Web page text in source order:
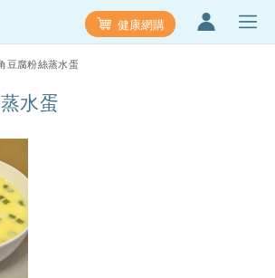
健康網購
角豆腐粉絲蒸水蛋
水蛋